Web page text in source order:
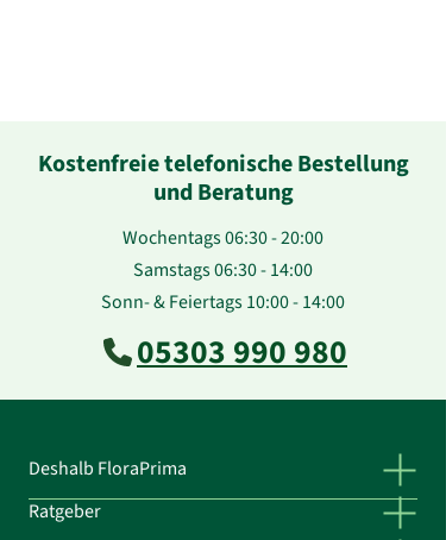
Kostenfreie telefonische Bestellung
und Beratung
Wochentags 06:30 - 20:00
Samstags 06:30 - 14:00
Sonn- & Feiertags 10:00 - 14:00
05303 990 980
Deshalb FloraPrima
Ratgeber